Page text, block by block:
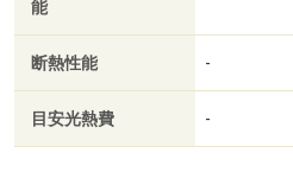
能
断熱性能 -
目安光熱費 -